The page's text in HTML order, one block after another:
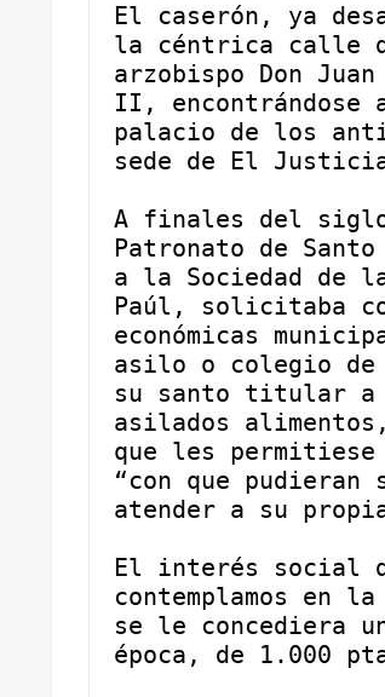
El caserón, ya
la céntrica calle
arzobispo Don
II, encontrándose
palacio de los
sede de El
A finales del
Patronato de
a la Sociedad de
Paúl, solicitaba
económicas
asilo o colegio de
su santo titular a
asilados
que les
“con que
atender a su
El interés social
contemplamos en
se le concediera
época, de 1.000